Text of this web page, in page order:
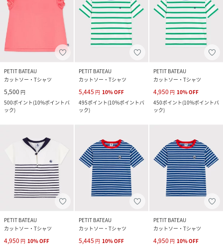
PETIT BATEAU
カットソー・Tシャツ
5,500 円
500ポイント(10%ポイントバ
ック)
PETIT BATEAU
カットソー・Tシャツ
5,445 円 10%OFF
495ポイント(10%ポイントバ
ック)
PETIT BATEAU
カットソー・Tシャツ
4,950 円 10%OFF
450ポイント(10%ポイントバ
ック)
PETIT BATEAU
カットソー・Tシャツ
4,950 円 10%OFF
PETIT BATEAU
カットソー・Tシャツ
5,445 円 10%OFF
PETIT BATEAU
カットソー・Tシャツ
4,950 円 10%OFF